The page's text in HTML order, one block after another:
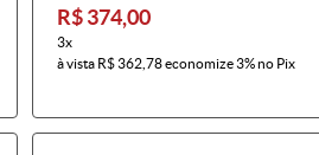
R$ 374,00
3x
à vista R$ 362,78economize3%no Pix